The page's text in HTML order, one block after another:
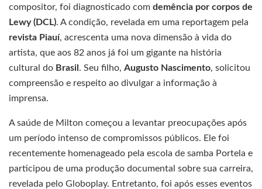
compositor, foi diagnosticado com demência por corpos de
Lewy (DCL). A condição, revelada em uma reportagem pela
revista Piauí, acrescenta uma nova dimensão à vida do
artista, que aos 82 anos já foi um gigante na história
cultural do Brasil . Seu filho, Augusto Nascimento, solicitou
compreensão e respeito ao divulgar a informação à
imprensa.
A saúde de Milton começou a levantar preocupações após
um período intenso de compromissos públicos. Ele foi
recentemente homenageado pela escola de samba Portela e
participou de uma produção documental sobre sua carreira,
revelada pelo Globoplay. Entretanto, foi após esses eventos